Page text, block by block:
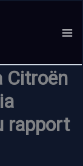
Citroën
rapport